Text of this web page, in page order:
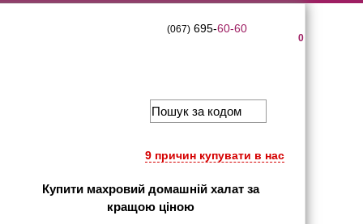
0
(067)695-60-60
9 причин купувати в нас
Купити махровий домашній халат за
кращою ціною